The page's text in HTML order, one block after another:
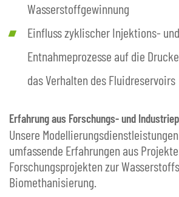
Wasserstoffgewinnung
Einfluss zyklischer Injektions- und
Entnahmeprozesse auf die
das Verhalten des Fluidreservoirs
Erfahrung aus Forschungs- und
Unsere
umfassende Erfahrungen aus
Forschungsprojekten zur
Biomethanisierung.